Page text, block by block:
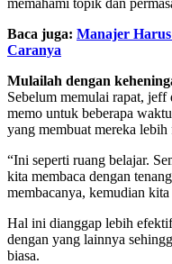
Baca juga: Manajer
Caranya
Mulailah dengan
Sebelum memulai rapat, jeff
memo untuk beberapa
yang membuat mereka lebih
“Ini seperti ruang belajar.
kita membaca dengan
membacanya, kemudian
Hal ini dianggap lebih
dengan yang lainnya
biasa.